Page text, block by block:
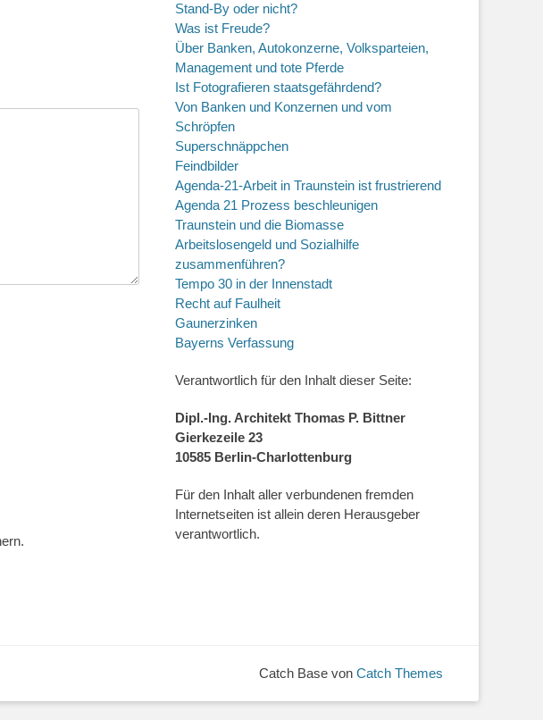
Stand-By oder nicht?
Was ist Freude?
Über Banken, Autokonzerne, Volksparteien,
Management und tote Pferde
Ist Fotografieren staatsgefährdend?
Von Banken und Konzernen und vom
Schröpfen
Superschnäppchen
Feindbilder
Agenda-21-Arbeit in Traunstein ist frustrierend
Agenda 21 Prozess beschleunigen
Traunstein und die Biomasse
Arbeitslosengeld und Sozialhilfe
zusammenführen?
Tempo 30 in der Innenstadt
Recht auf Faulheit
Gaunerzinken
Bayerns Verfassung
Verantwortlich für den Inhalt dieser Seite:
Dipl.-Ing. Architekt Thomas P. Bittner
Gierkezeile 23
10585 Berlin-Charlottenburg
Für den Inhalt aller verbundenen fremden
Internetseiten ist allein deren Herausgeber
verantwortlich.
Catch Base von Catch Themes